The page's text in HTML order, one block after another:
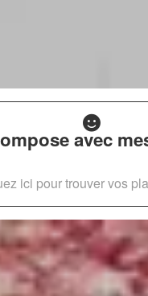
avec
ici pour trouver vos